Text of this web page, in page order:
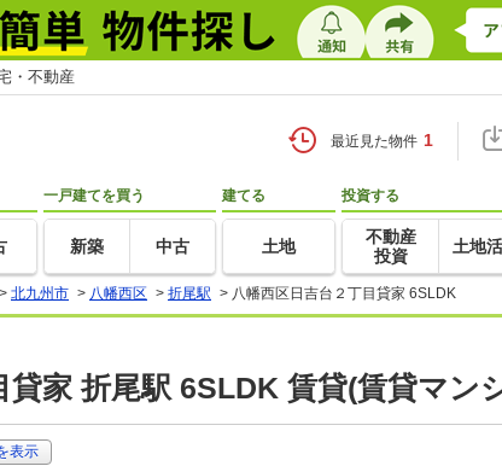
・不動産
最近見た物件 1
一戸建てを買う
新築 中古
建てる
土地
投資する
不動産
投資
土地
> 北九州市 > 八幡西区 > 折尾駅 > 八幡西区日吉台２丁目貸家 6SLDK
貸家 折尾駅 6SLDK 賃貸(賃貸マン
表示